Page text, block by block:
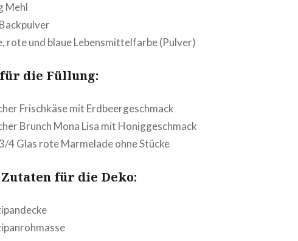
Mehl
Backpulver
rote und blaue Lebens­mit­tel­far­be (Pulver)
die Füllung:
Frisch­kä­se mit Erdbeergeschmack
Brunch Mona Lisa mit Honiggeschmack
4 Glas rote Marmelade ohne Stücke
für die Deko: